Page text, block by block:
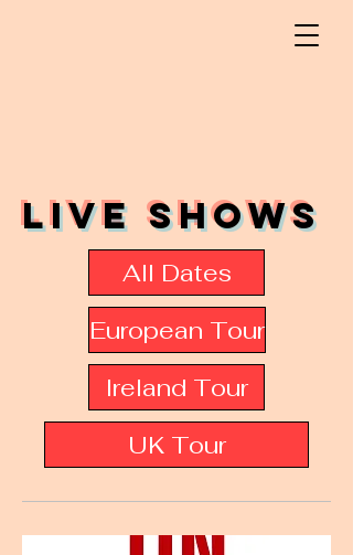
Live Shows
All Dates
European Tour
Ireland Tour
UK Tour